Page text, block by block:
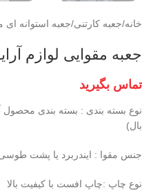
خانه/جعبه کارتنی/جعبه استوانه ای
جعبه مقوایی لوازم
تماس بگیرید
نوع بسته بندی : بسته‌ بندی
بال)
جنس مقوا : ایندربرد یا پشت طوسی
نوع چاپ :چاپ افست با کیفیت بالا